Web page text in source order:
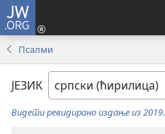
JW.ORG
Псалми
ЈЕЗИК
Видети ревидирано издање из 2019.